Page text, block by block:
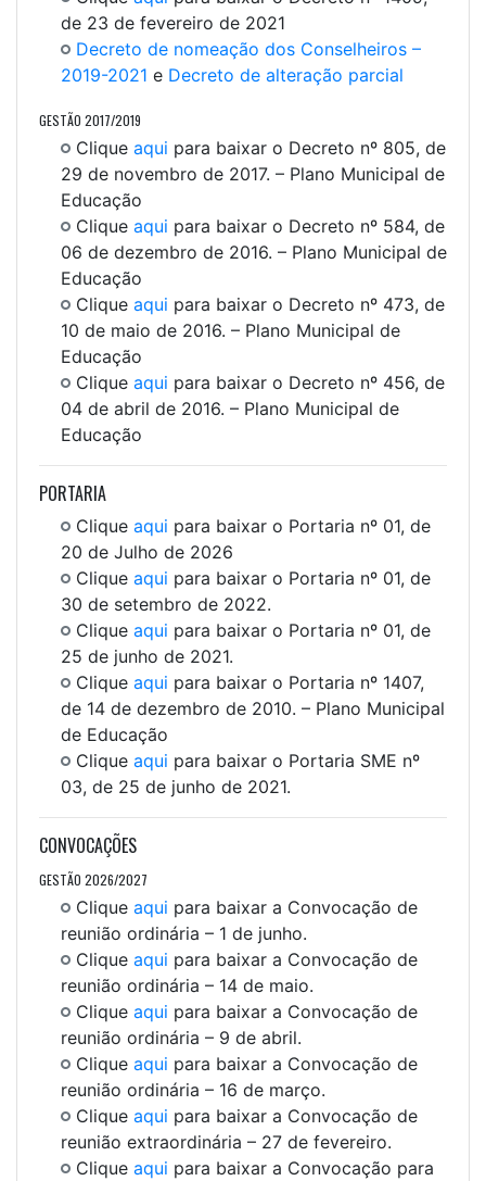
de 23 de fevereiro de 2021
Decreto de nomeação dos Conselheiros –
2019-2021 e Decreto de alteração parcial
GESTÃO 2017/2019
Clique aqui para baixar o Decreto nº 805, de
29 de novembro de 2017. – Plano Municipal de
Educação
Clique aqui para baixar o Decreto nº 584, de
06 de dezembro de 2016. – Plano Municipal de
Educação
Clique aqui para baixar o Decreto nº 473, de
10 de maio de 2016. – Plano Municipal de
Educação
Clique aqui para baixar o Decreto nº 456, de
04 de abril de 2016. – Plano Municipal de
Educação
PORTARIA
Clique aqui para baixar o Portaria nº 01, de
20 de Julho de 2026
Clique aqui para baixar o Portaria nº 01, de
30 de setembro de 2022.
Clique aqui para baixar o Portaria nº 01, de
25 de junho de 2021.
Clique aqui para baixar o Portaria nº 1407,
de 14 de dezembro de 2010. – Plano Municipal
de Educação
Clique aqui para baixar o Portaria SME nº
03, de 25 de junho de 2021.
CONVOCAÇÕES
GESTÃO 2026/2027
Clique aqui para baixar a Convocação de
reunião ordinária – 1 de junho.
Clique aqui para baixar a Convocação de
reunião ordinária – 14 de maio.
Clique aqui para baixar a Convocação de
reunião ordinária – 9 de abril.
Clique aqui para baixar a Convocação de
reunião ordinária – 16 de março.
Clique aqui para baixar a Convocação de
reunião extraordinária – 27 de fevereiro.
Clique aqui para baixar a Convocação para